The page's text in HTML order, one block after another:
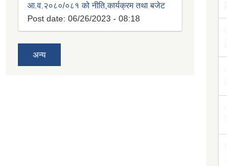
आ.व.२०८०/०८१ को नीति,कार्यक्रम तथा बजेट
Post date: 06/26/2023 - 08:18
अन्य